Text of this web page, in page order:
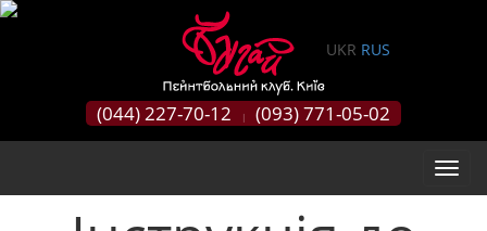
UKR RUS
(044) 227-70-12 | (093) 771-05-02